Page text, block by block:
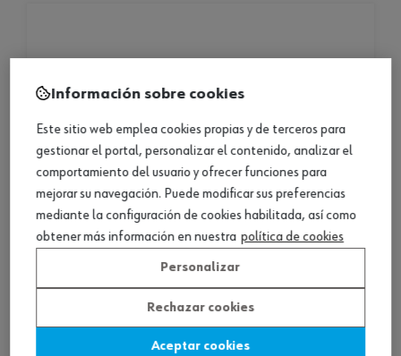
herramienta pelacables para equipos solares
Información sobre cookies
Este sitio web emplea cookies propias y de terceros para
gestionar el portal, personalizar el contenido, analizar el
comportamiento del usuario y ofrecer funciones para
mejorar su navegación. Puede modificar sus preferencias
mediante la configuración de cookies habilitada, así como
obtener más información en nuestra política de cookies
Personalizar
Rechazar cookies
Aceptar cookies